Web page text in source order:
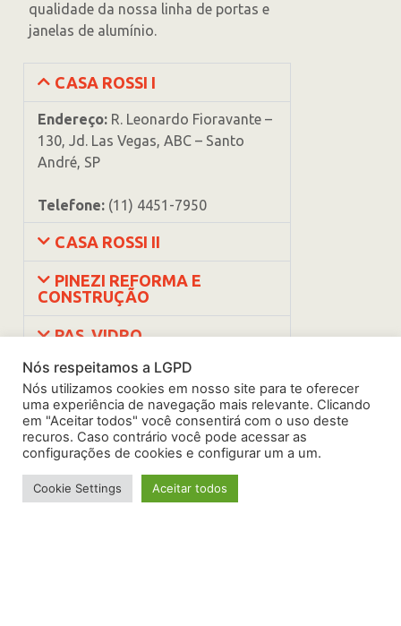
qualidade da nossa linha de portas e
janelas de alumínio.
CASA ROSSI I
Endereço: R. Leonardo Fioravante –
130, Jd. Las Vegas, ABC – Santo
André, SP
Telefone: (11) 4451-7950
CASA ROSSI II
PINEZI REFORMA E
CONSTRUÇÃO
PAS. VIDRO
PAS. GLASS
Nós respeitamos a LGPD
Nós utilizamos cookies em nosso site para te oferecer
uma experiência de navegação mais relevante. Clicando
em "Aceitar todos" você consentirá com o uso deste
recuros. Caso contrário você pode acessar as
configurações de cookies e configurar um a um.
Cookie Settings Aceitar todos